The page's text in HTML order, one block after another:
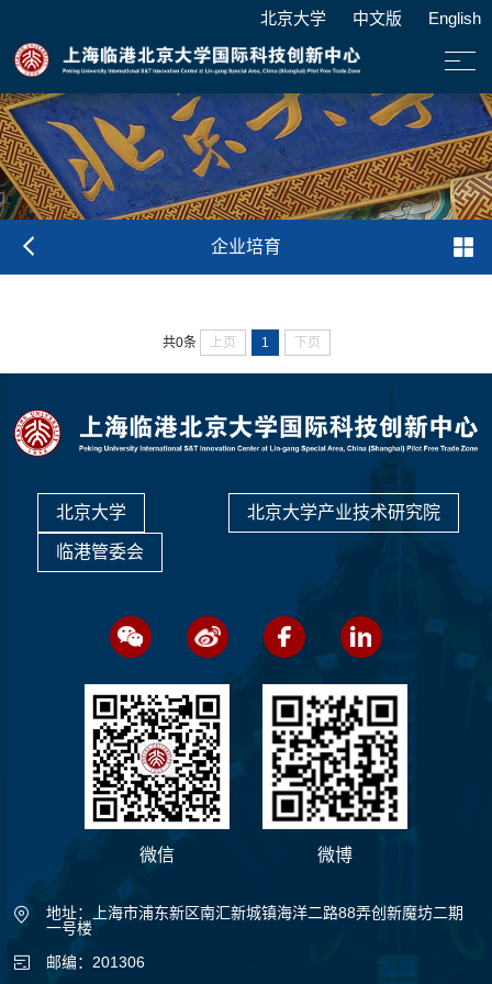
北京大学 中文版 English
企业培育
共0条 上页 1 下页
北京大学 北京大学产业技术研究院
临港管委会
微信 微博
地址：上海市浦东新区南汇新城镇海洋二路88弄创新魔坊二期
一号楼
邮编：201306